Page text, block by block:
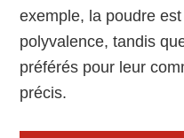
exemple, la poudre
polyvalence, tandis
préférés pour leur
précis.